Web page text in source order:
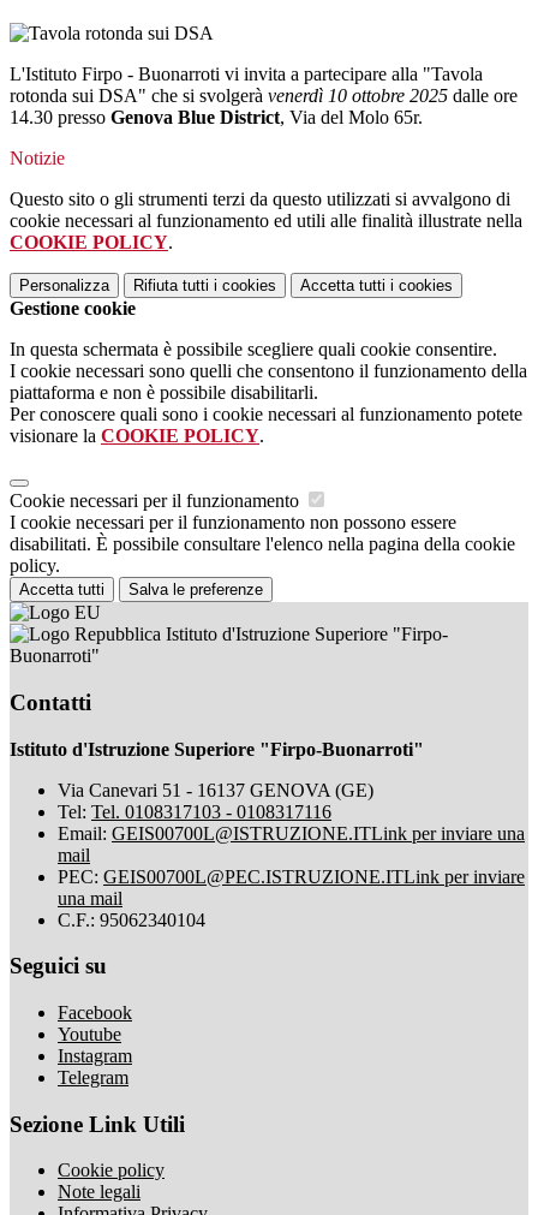
L'Istituto Firpo - Buonarroti vi invita a partecipare alla "Tavola
rotonda sui DSA" che si svolgerà venerdì 10 ottobre 2025 dalle ore
14.30 presso Genova Blue District, Via del Molo 65r.
Notizie
Questo sito o gli strumenti terzi da questo utilizzati si avvalgono di
cookie necessari al funzionamento ed utili alle finalità illustrate nella
COOKIE POLICY.
Personalizza Rifiuta tutti i cookies Accetta tutti i cookies
Gestione cookie
In questa schermata è possibile scegliere quali cookie consentire.
I cookie necessari sono quelli che consentono il funzionamento della
piattaforma e non è possibile disabilitarli.
Per conoscere quali sono i cookie necessari al funzionamento potete
visionare la COOKIE POLICY.
Cookie necessari per il funzionamento
I cookie necessari per il funzionamento non possono essere
disabilitati. È possibile consultare l'elenco nella pagina della cookie
policy.
Accetta tutti Salva le preferenze
Istituto d'Istruzione Superiore "Firpo-
Buonarroti"
Contatti
Istituto d'Istruzione Superiore "Firpo-Buonarroti"
Via Canevari 51 - 16137 GENOVA (GE)
Tel: Tel. 0108317103 - 0108317116
Email: GEIS00700L@ISTRUZIONE.ITLink per inviare una
mail
PEC: GEIS00700L@PEC.ISTRUZIONE.ITLink per inviare
una mail
C.F.: 95062340104
Seguici su
Facebook
Youtube
Instagram
Telegram
Sezione Link Utili
Cookie policy
Note legali